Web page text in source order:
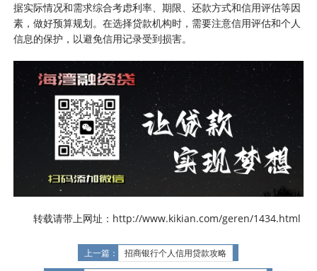
据实际情况和需求综合考虑利率、期限、还款方式和信用评估等因
素，做好预算规划。在选择贷款机构时，需要注意信用评估和个人
信息的保护，以避免信用记录受到损害。
转载请带上网址：http://www.kikian.com/geren/1434.html
上一篇： 招商银行个人信用贷款攻略